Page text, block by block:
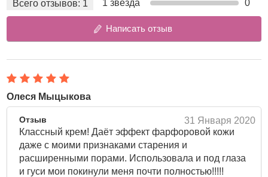
устраняет покраснения и следу пост-акне, выравнивает
Также крем содержитниацинамид, который отвечает за
эластина, способствует разглаживанию морщин.
Экстракт центеллы азиатской, а также экстракты
базилика, арониии другие натуральные компоненты
оказывают противовоспалительное и заживляющее
действие, ускоряют процессы регенерации, уменьшают
покраснения и раздражения, повышают упругость и
эластичность кожи.
Всего отзывов: 1
1 звезда
0
Написать отзыв
Олеся Мыцыкова
31 Января 2020
Отзыв
Классный крем! Даёт эффект фарфоровой кожи
даже с моими признаками старения и
расширенными порами. Использовала и под глаза
и гуси мои покинули меня почти полностью!!!!!